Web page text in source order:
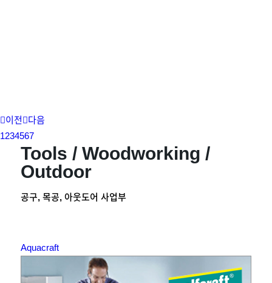
이전
다음
1234567
Tools / Woodworking /
Outdoor
공구, 목공, 아웃도어 사업부
Aquacraft